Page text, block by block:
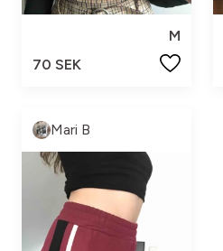
M
70 SEK
Mari B